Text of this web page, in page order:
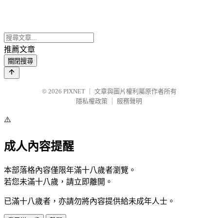
推薦文章
關閉搜尋
© 2026 PIXNET
文章與圖片權利屬原作者所有
隱私權政策
服務聲明
⚠️
成人內容提醒
本部落格內容僅限年滿十八歲者瀏覽。
若您未滿十八歲，請立即離開。
已滿十八歲者，亦請勿將內容提供給未成年人士。